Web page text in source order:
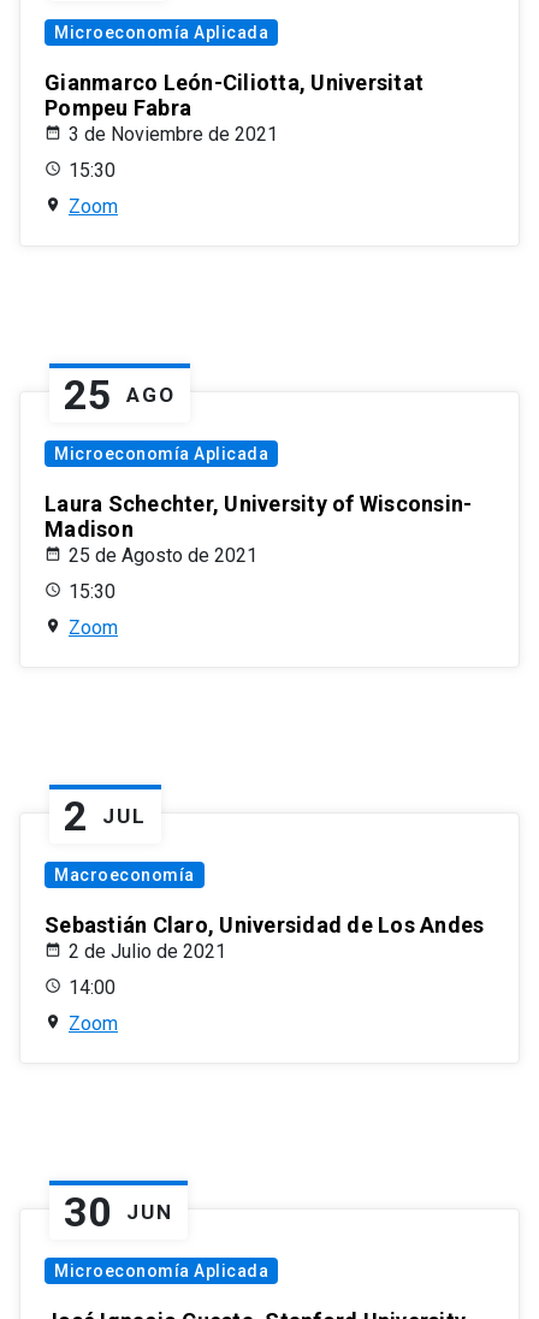
Microeconomía Aplicada
Gianmarco León-Ciliotta, Universitat
Pompeu Fabra
3 de Noviembre de 2021
15:30
Zoom
25 AGO
Microeconomía Aplicada
Laura Schechter, University of Wisconsin-
Madison
25 de Agosto de 2021
15:30
Zoom
2 JUL
Macroeconomía
Sebastián Claro, Universidad de Los Andes
2 de Julio de 2021
14:00
Zoom
30 JUN
Microeconomía Aplicada